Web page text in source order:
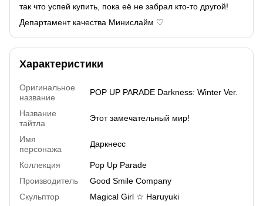
так что успей купить, пока её не забрал кто-то другой!
Департамент качества Минислайм ♡
Характеристики
Оригинальное
название
POP UP PARADE Darkness: Winter Ver.
Название
тайтла
Этот замечательный мир!
Имя
персонажа
Даркнесс
Коллекция
Pop Up Parade
Производитель
Good Smile Company
Скульптор
Magical Girl ☆ Haruyuki